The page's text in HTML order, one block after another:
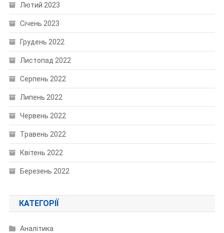
Лютий 2023
Січень 2023
Грудень 2022
Листопад 2022
Серпень 2022
Липень 2022
Червень 2022
Травень 2022
Квітень 2022
Березень 2022
КАТЕГОРІЇ
Аналітика